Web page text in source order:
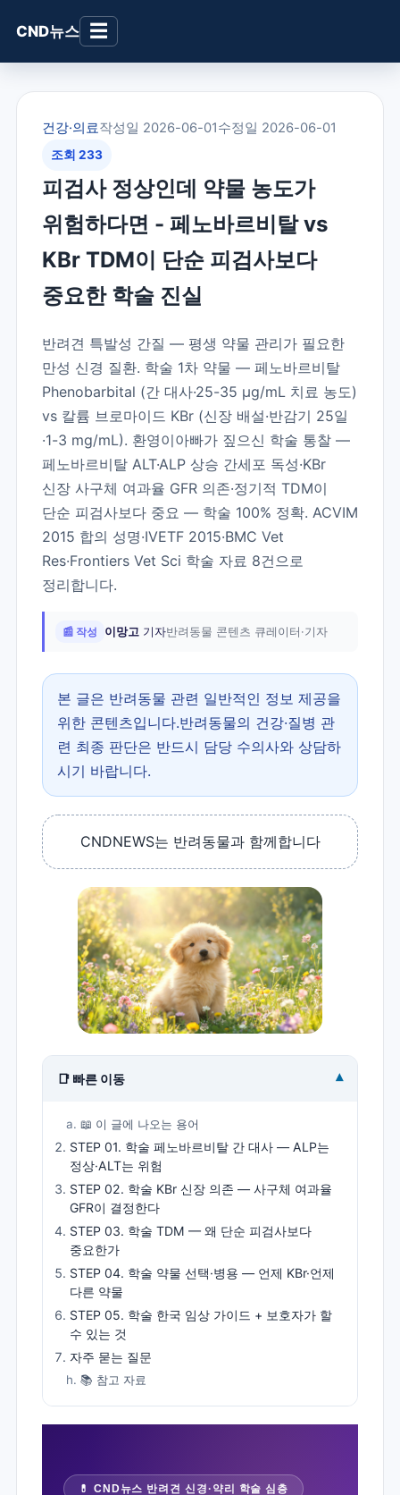
CND뉴스 ☰
건강·의료작성일 2026-06-01수정일 2026-06-01
조회 233
피검사 정상인데 약물 농도가
위험하다면 - 페노바르비탈 vs
KBr TDM이 단순 피검사보다
중요한 학술 진실
반려견 특발성 간질 — 평생 약물 관리가 필요한
만성 신경 질환. 학술 1차 약물 — 페노바르비탈
Phenobarbital (간 대사·25-35 µg/mL 치료 농도)
vs 칼륨 브로마이드 KBr (신장 배설·반감기 25일
·1-3 mg/mL). 환영이아빠가 짚으신 학술 통찰 —
페노바르비탈 ALT·ALP 상승 간세포 독성·KBr
신장 사구체 여과율 GFR 의존·정기적 TDM이
단순 피검사보다 중요 — 학술 100% 정확. ACVIM
2015 합의 성명·IVETF 2015·BMC Vet
Res·Frontiers Vet Sci 학술 자료 8건으로
정리합니다.
📰 작성 이망고 기자반려동물 콘텐츠 큐레이터·기자
본 글은 반려동물 관련 일반적인 정보 제공을
위한 콘텐츠입니다.반려동물의 건강·질병 관
련 최종 판단은 반드시 담당 수의사와 상담하
시기 바랍니다.
CNDNEWS는 반려동물과 함께합니다
📑 빠른 이동 ▾
📖 이 글에 나오는 용어
STEP 01. 학술 페노바르비탈 간 대사 — ALP는
정상·ALT는 위험
STEP 02. 학술 KBr 신장 의존 — 사구체 여과율
GFR이 결정한다
STEP 03. 학술 TDM — 왜 단순 피검사보다
중요한가
STEP 04. 학술 약물 선택·병용 — 언제 KBr·언제
다른 약물
STEP 05. 학술 한국 임상 가이드 + 보호자가 할
수 있는 것
자주 묻는 질문
📚 참고 자료
💊 CND뉴스 반려견 신경·약리 학술 심층